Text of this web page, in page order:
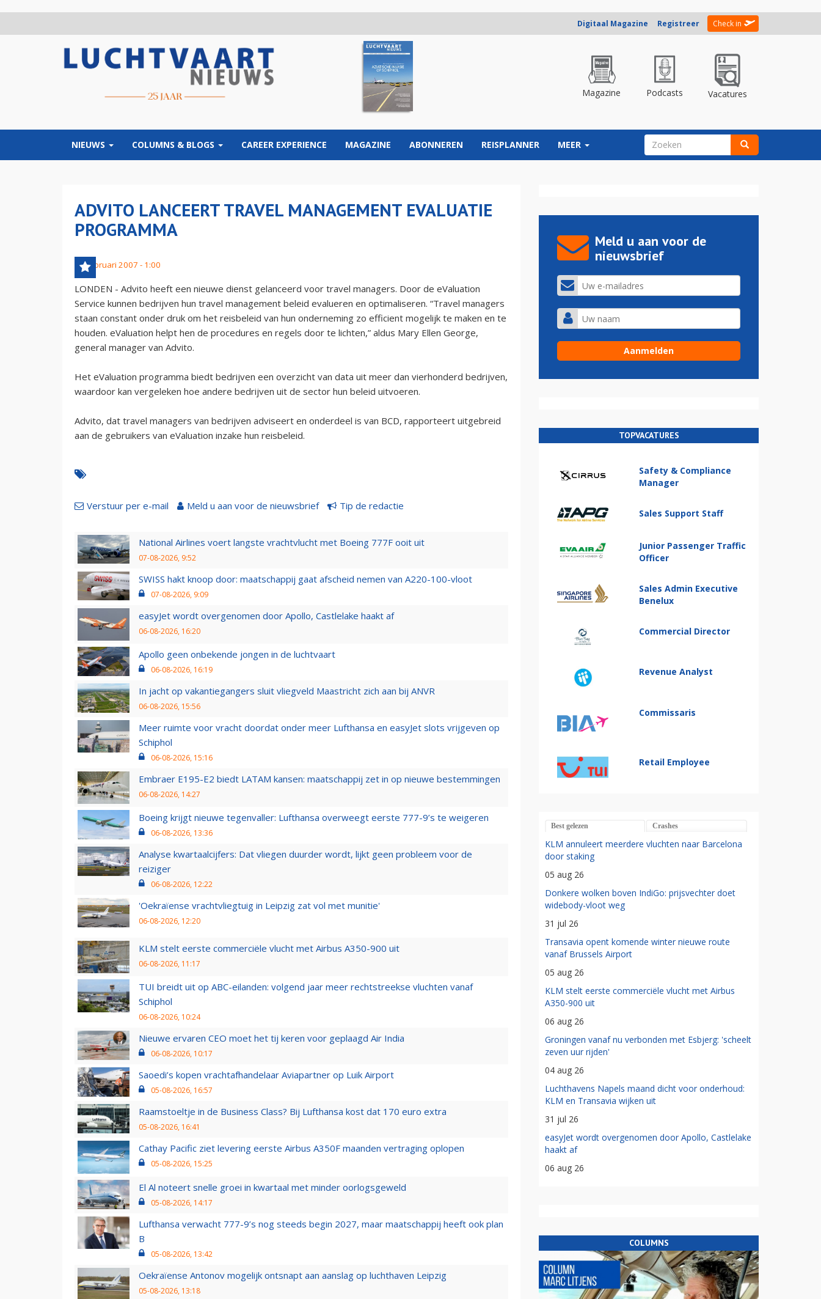
Digitaal Magazine Registreer Check in
Magazine Podcasts Vacatures
NIEUWS COLUMNS & BLOGS CAREER EXPERIENCE MAGAZINE ABONNEREN REISPLANNER MEER ZOEKVELD
ADVITO LANCEERT TRAVEL MANAGEMENT EVALUATIE
PROGRAMMA
21 februari 2007 - 1:00
LONDEN - Advito heeft een nieuwe dienst gelanceerd voor travel managers. Door de eValuation
Service kunnen bedrijven hun travel management beleid evalueren en optimaliseren. “Travel managers
staan constant onder druk om het reisbeleid van hun onderneming zo efficient mogelijk te maken en te
houden. eValuation helpt hen de procedures en regels door te lichten,” aldus Mary Ellen George,
general manager van Advito.
Het eValuation programma biedt bedrijven een overzicht van data uit meer dan vierhonderd bedrijven,
waardoor kan vergeleken hoe andere bedrijven uit de sector hun beleid uitvoeren.
Advito, dat travel managers van bedrijven adviseert en onderdeel is van BCD, rapporteert uitgebreid
aan de gebruikers van eValuation inzake hun reisbeleid.
Verstuur per e-mail Meld u aan voor de nieuwsbrief Tip de redactie
National Airlines voert langste vrachtvlucht met Boeing 777F ooit uit
07-08-2026, 9:52
SWISS hakt knoop door: maatschappij gaat afscheid nemen van A220-100-vloot
07-08-2026, 9:09
easyJet wordt overgenomen door Apollo, Castlelake haakt af
06-08-2026, 16:20
Apollo geen onbekende jongen in de luchtvaart
06-08-2026, 16:19
In jacht op vakantiegangers sluit vliegveld Maastricht zich aan bij ANVR
06-08-2026, 15:56
Meer ruimte voor vracht doordat onder meer Lufthansa en easyJet slots vrijgeven op
Schiphol
06-08-2026, 15:16
Embraer E195-E2 biedt LATAM kansen: maatschappij zet in op nieuwe bestemmingen
06-08-2026, 14:27
Boeing krijgt nieuwe tegenvaller: Lufthansa overweegt eerste 777-9’s te weigeren
06-08-2026, 13:36
Analyse kwartaalcijfers: Dat vliegen duurder wordt, lijkt geen probleem voor de
reiziger
06-08-2026, 12:22
'Oekraïense vrachtvliegtuig in Leipzig zat vol met munitie'
06-08-2026, 12:20
KLM stelt eerste commerciële vlucht met Airbus A350-900 uit
06-08-2026, 11:17
TUI breidt uit op ABC-eilanden: volgend jaar meer rechtstreekse vluchten vanaf
Schiphol
06-08-2026, 10:24
Nieuwe ervaren CEO moet het tij keren voor geplaagd Air India
06-08-2026, 10:17
Saoedi’s kopen vrachtafhandelaar Aviapartner op Luik Airport
05-08-2026, 16:57
Raamstoeltje in de Business Class? Bij Lufthansa kost dat 170 euro extra
05-08-2026, 16:41
Cathay Pacific ziet levering eerste Airbus A350F maanden vertraging oplopen
05-08-2026, 15:25
El Al noteert snelle groei in kwartaal met minder oorlogsgeweld
05-08-2026, 14:17
Lufthansa verwacht 777-9’s nog steeds begin 2027, maar maatschappij heeft ook plan
B
05-08-2026, 13:42
Oekraïense Antonov mogelijk ontsnapt aan aanslag op luchthaven Leipzig
05-08-2026, 13:18
Meld u aan voor de
nieuwsbrief
TOPVACATURES
Safety & Compliance
Manager
Sales Support Staff
Junior Passenger Traffic
Officer
Sales Admin Executive
Benelux
Commercial Director
Revenue Analyst
Commissaris
Retail Employee
Best gelezen Crashes
KLM annuleert meerdere vluchten naar Barcelona
door staking
05 aug 26
Donkere wolken boven IndiGo: prijsvechter doet
widebody-vloot weg
31 jul 26
Transavia opent komende winter nieuwe route
vanaf Brussels Airport
05 aug 26
KLM stelt eerste commerciële vlucht met Airbus
A350-900 uit
06 aug 26
Groningen vanaf nu verbonden met Esbjerg: 'scheelt
zeven uur rijden'
04 aug 26
Luchthavens Napels maand dicht voor onderhoud:
KLM en Transavia wijken uit
31 jul 26
easyJet wordt overgenomen door Apollo, Castlelake
haakt af
06 aug 26
COLUMNS